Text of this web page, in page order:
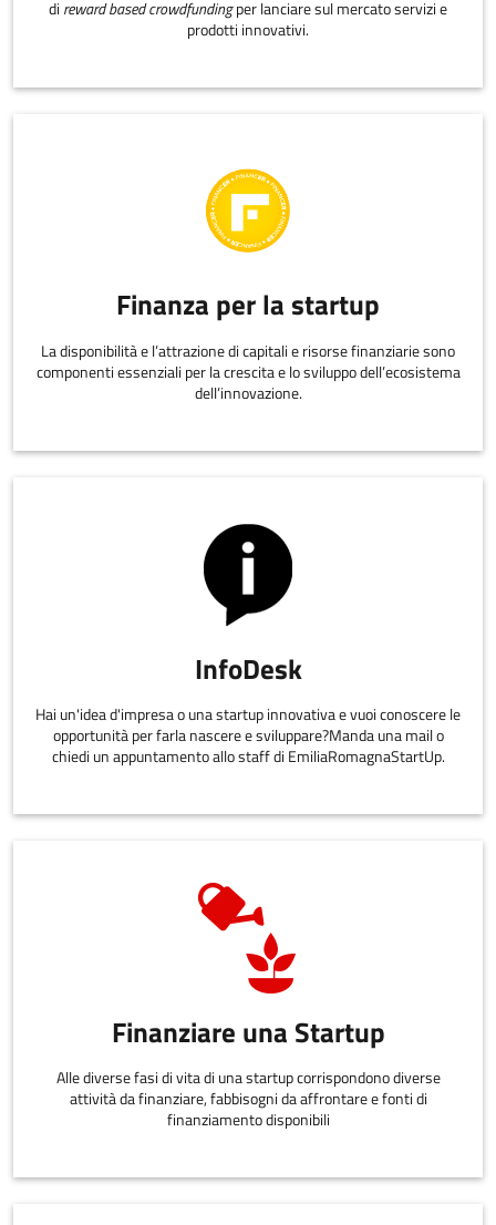
di reward based crowdfundingper lanciare sul mercato servizi e
prodotti innovativi.
Finanza per la startup
La disponibilità e l’attrazione di capitali e risorse finanziarie sono
componenti essenziali per la crescita e lo sviluppo dell’ecosistema
dell’innovazione.
InfoDesk
Hai un'idea d'impresa o una startup innovativa e vuoi conoscere le
opportunità per farla nascere e sviluppare?Manda una mail o
chiedi un appuntamento allo staff di EmiliaRomagnaStartUp.
Finanziare una Startup
Alle diverse fasi di vita di una startup corrispondono diverse
attività da finanziare, fabbisogni da affrontare e fonti di
finanziamento disponibili